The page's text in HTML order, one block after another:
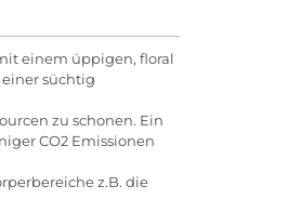
einem üppigen, floral
süchtig
zu schonen. Ein
CO2 Emissionen
z.B. die